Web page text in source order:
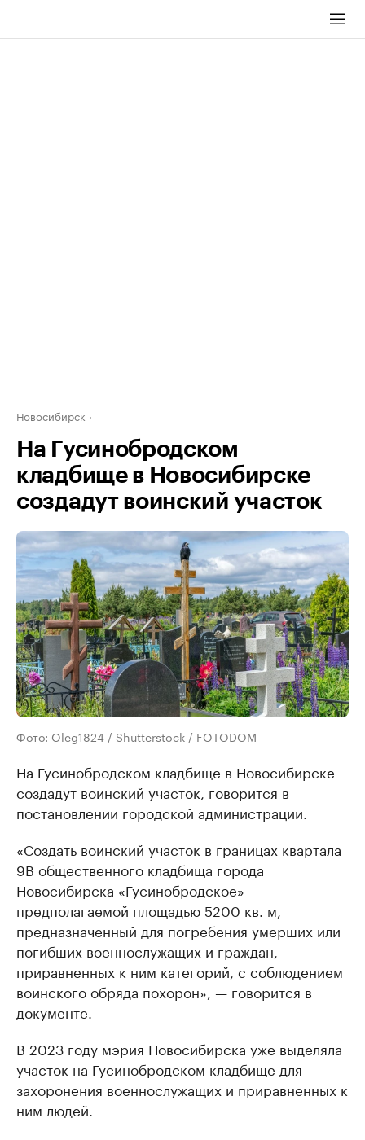
Новосибирск
На Гусинобродском
кладбище в Новосибирске
создадут воинский участок
Фото: Oleg1824 / Shutterstock / FOTODOM
На Гусинобродском кладбище в Новосибирске
создадут воинский участок, говорится в
постановлении городской администрации.
«Создать воинский участок в границах квартала
9В общественного кладбища города
Новосибирска «Гусинобродское»
предполагаемой площадью 5200 кв. м,
предназначенный для погребения умерших или
погибших военнослужащих и граждан,
приравненных к ним категорий, с соблюдением
воинского обряда похорон», — говорится в
документе.
В 2023 году мэрия Новосибирска уже выделяла
участок на Гусинобродском кладбище для
захоронения военнослужащих и приравненных к
ним людей.